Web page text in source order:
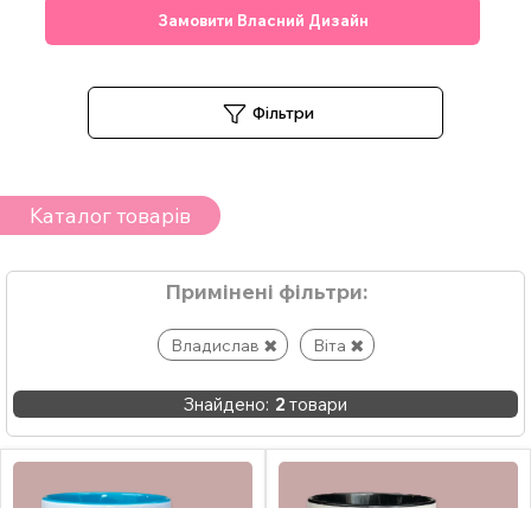
Замовити Власний Дизайн
Фільтри
Каталог товарів
Примінені фільтри:
Владислав Віта
Знайдено: 2 товари